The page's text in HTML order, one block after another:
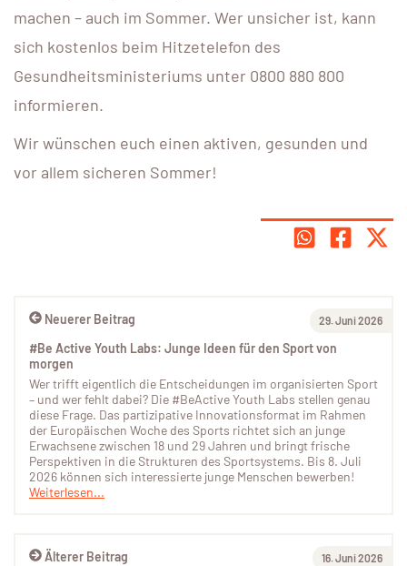
machen – auch im Sommer. Wer unsicher ist, kann
sich kostenlos beim Hitzetelefon des
Gesundheitsministeriums unter 0800 880 800
informieren.
Wir wünschen euch einen aktiven, gesunden und
vor allem sicheren Sommer!
Älterer Beitrag 16. Juni 2026
Neuerer Beitrag 29. Juni 2026
#Be Active Youth Labs: Junge Ideen für den Sport von
morgen
Wer trifft eigentlich die Entscheidungen im organisierten Sport
– und wer fehlt dabei? Die #BeActive Youth Labs stellen genau
diese Frage. Das partizipative Innovationsformat im Rahmen
der Europäischen Woche des Sports richtet sich an junge
Erwachsene zwischen 18 und 29 Jahren und bringt frische
Perspektiven in die Strukturen des Sportsystems. Bis 8. Juli
2026 können sich interessierte junge Menschen bewerben!
Weiterlesen...